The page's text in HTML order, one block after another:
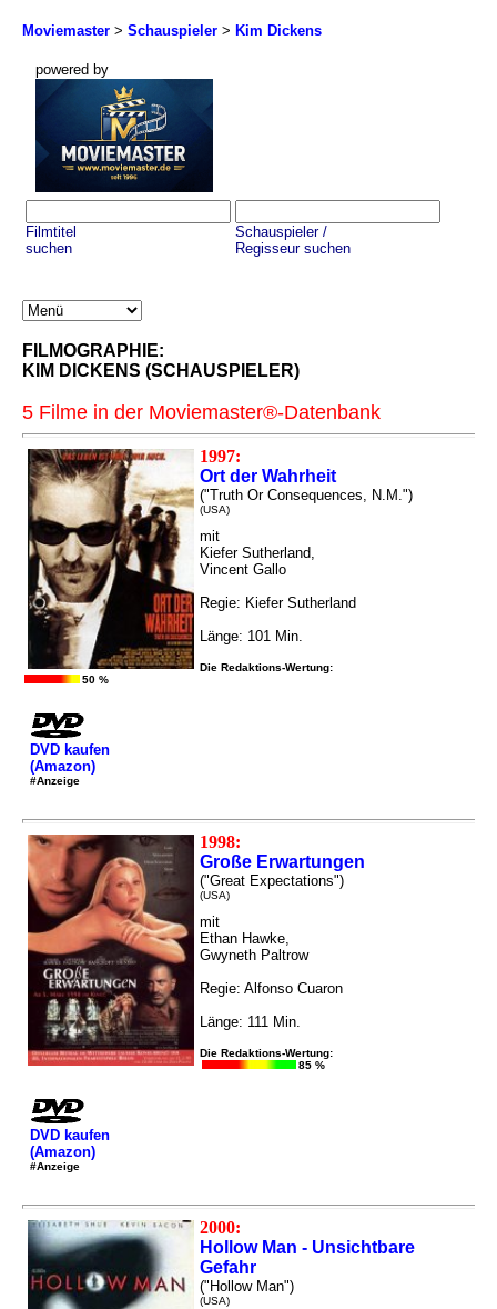
Moviemaster > Schauspieler > Kim Dickens
powered by
Filmtitel
suchen
Schauspieler /
Regisseur suchen
FILMOGRAPHIE:
KIM DICKENS (SCHAUSPIELER)
5 Filme in der Moviemaster®-Datenbank
1997:
Ort der Wahrheit
("Truth Or Consequences, N.M.")
(USA)
mit
Kiefer Sutherland,
Vincent Gallo
Regie: Kiefer Sutherland
Länge: 101 Min.
Die Redaktions-Wertung:
50 %
DVD kaufen
(Amazon)
#Anzeige
1998:
Große Erwartungen
("Great Expectations")
(USA)
mit
Ethan Hawke,
Gwyneth Paltrow
Regie: Alfonso Cuaron
Länge: 111 Min.
Die Redaktions-Wertung:
85 %
DVD kaufen
(Amazon)
#Anzeige
2000:
Hollow Man - Unsichtbare
Gefahr
("Hollow Man")
(USA)